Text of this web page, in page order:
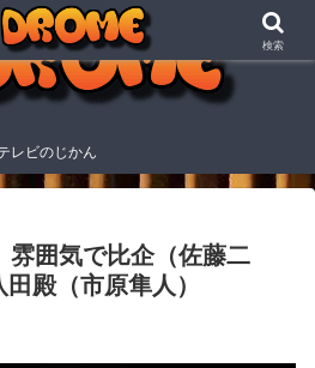
レビのじかん
雰囲気で比企（佐藤二
殿（市原隼人）
検索